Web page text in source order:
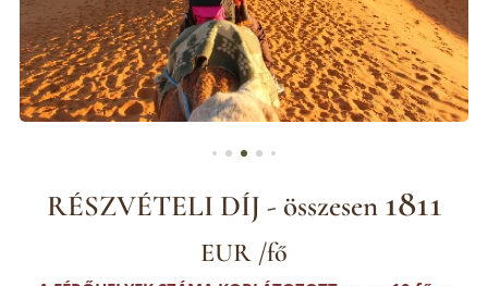
RÉSZVÉTELI DÍJ - összesen 1811
EUR /fő